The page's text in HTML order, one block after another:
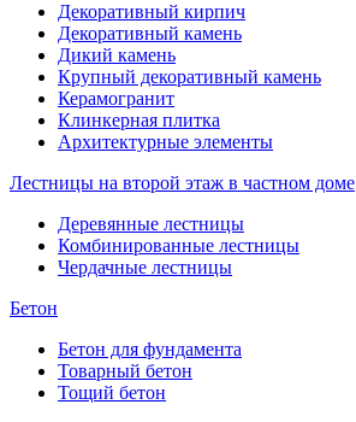
Декоративный кирпич
Декоративный камень
Дикий камень
Крупный декоративный камень
Керамогранит
Клинкерная плитка
Архитектурные элементы
Лестницы на второй этаж в частном доме
Деревянные лестницы
Комбинированные лестницы
Чердачные лестницы
Бетон
Бетон для фундамента
Товарный бетон
Тощий бетон